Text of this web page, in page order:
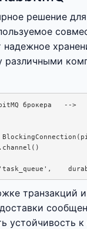
решение
надежное
брокера   -->
транзакций и
устойчивость